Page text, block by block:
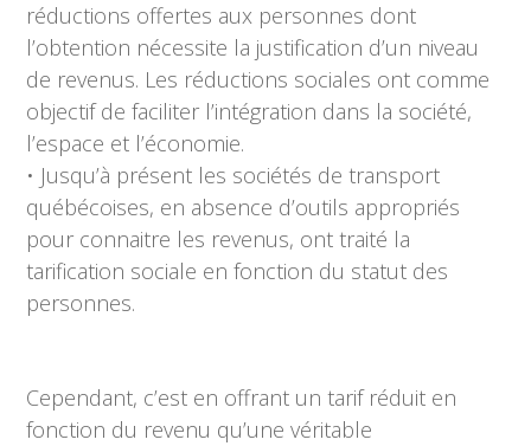
réductions offertes aux personnes dont
l’obtention nécessite la justification d’un niveau
de revenus. Les réductions sociales ont comme
objectif de faciliter l’intégration dans la société,
l’espace et l’économie.
• Jusqu’à présent les sociétés de transport
québécoises, en absence d’outils appropriés
pour connaitre les revenus, ont traité la
tarification sociale en fonction du statut des
personnes.
Cependant, c’est en offrant un tarif réduit en
fonction du revenu qu’une véritable